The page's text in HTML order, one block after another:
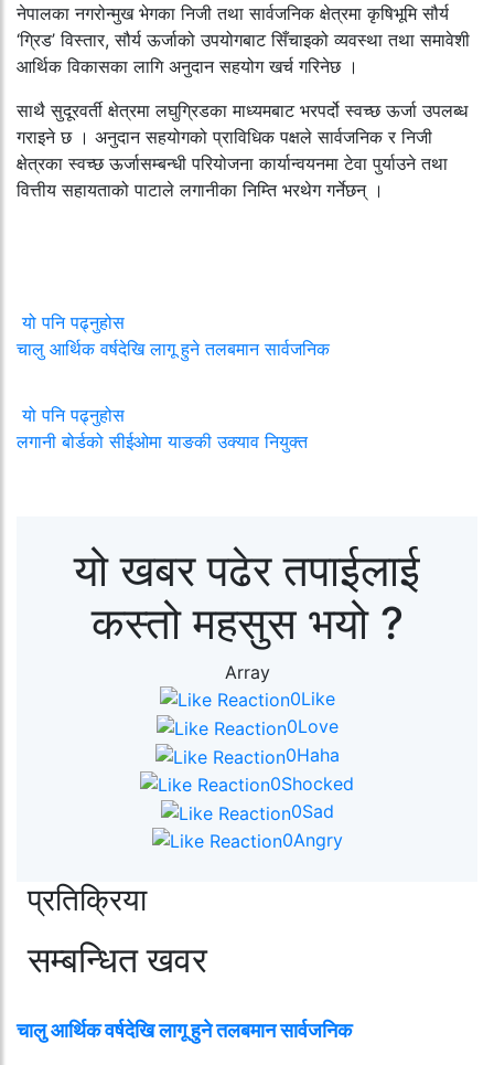
नेपालका नगरोन्मुख भेगका निजी तथा सार्वजनिक क्षेत्रमा कृषिभूमि सौर्य
‘ग्रिड’ विस्तार, सौर्य ऊर्जाको उपयोगबाट सिँचाइको व्यवस्था तथा समावेशी
आर्थिक विकासका लागि अनुदान सहयोग खर्च गरिनेछ ।
साथै सुदूरवर्ती क्षेत्रमा लघुग्रिडका माध्यमबाट भरपर्दो स्वच्छ ऊर्जा उपलब्ध
गराइने छ । अनुदान सहयोगको प्राविधिक पक्षले सार्वजनिक र निजी
क्षेत्रका स्वच्छ ऊर्जासम्बन्धी परियोजना कार्यान्वयनमा टेवा पुर्याउने तथा
वित्तीय सहायताको पाटाले लगानीका निम्ति भरथेग गर्नेछन् ।
यो पनि पढ्नुहोस
चालु आर्थिक वर्षदेखि लागू हुने तलबमान सार्वजनिक
यो पनि पढ्नुहोस
लगानी बोर्डको सीईओमा याङकी उक्याव नियुक्त
यो खबर पढेर तपाईलाई
कस्तो महसुस भयो ?
Array
0Like
0Love
0Haha
0Shocked
0Sad
0Angry
प्रतिक्रिया
सम्बन्धित खवर
चालु आर्थिक वर्षदेखि लागू हुने तलबमान सार्वजनिक